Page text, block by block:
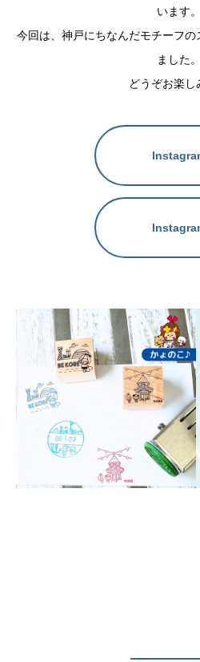
います。
今回は、神戸にちなんだモチーフ
ました。
どうぞお楽し